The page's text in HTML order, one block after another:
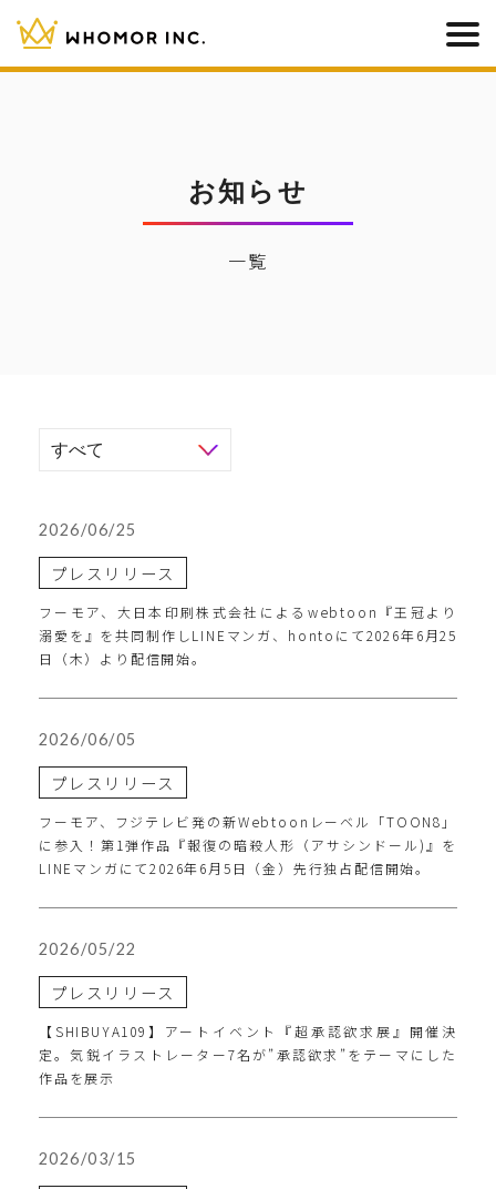
お知らせ
一覧
2026/06/25
プレスリリース
フーモア、大日本印刷株式会社によるwebtoon『王冠より
溺愛を』を共同制作しLINEマンガ、hontoにて2026年6月25
日（木）より配信開始。
2026/06/05
プレスリリース
フーモア、フジテレビ発の新Webtoonレーベル「TOON8」
に参入！第1弾作品『報復の暗殺人形（アサシンドール)』を
LINEマンガにて2026年6月5日（金）先行独占配信開始。
2026/05/22
プレスリリース
【SHIBUYA109】アートイベント『超承認欲求展』開催決
定。気鋭イラストレーター7名が”承認欲求”をテーマにした
作品を展示
2026/03/15